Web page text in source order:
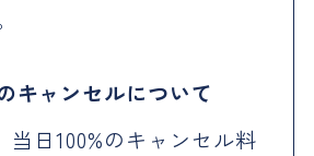
キャンセルについて
当日100%のキャンセル料